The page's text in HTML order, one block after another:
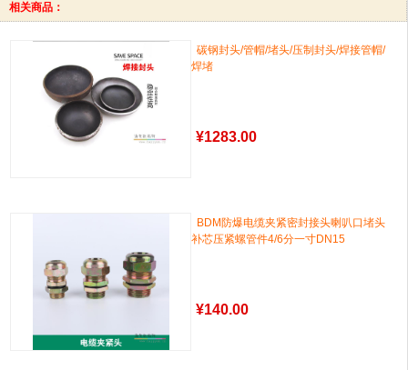
相关商品：
碳钢封头/管帽/堵头/压制封头/焊接管帽/
焊堵
¥1283.00
BDM防爆电缆夹紧密封接头喇叭口堵头
补芯压紧螺管件4/6分一寸DN15
¥140.00